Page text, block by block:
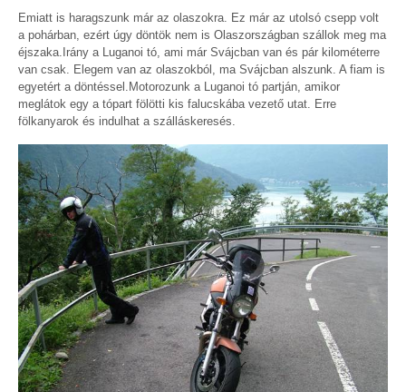
Emiatt is haragszunk már az olaszokra. Ez már az utolsó csepp volt
a pohárban, ezért úgy döntök nem is Olaszországban szállok meg ma
éjszaka.Irány a Luganoi tó, ami már Svájcban van és pár kilométerre
van csak. Elegem van az olaszokból, ma Svájcban alszunk. A fiam is
egyetért a döntéssel.Motorozunk a Luganoi tó partján, amikor
meglátok egy a tópart fölötti kis falucskába vezető utat. Erre
fölkanyarok és indulhat a szálláskeresés.